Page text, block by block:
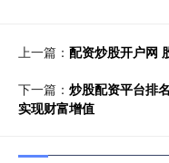
上一篇： 配资炒股开户网
下一篇： 炒股配资平台排
实现财富增值